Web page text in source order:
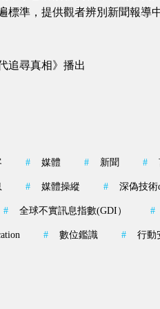
標準，提供觀者辨別新聞報導
追尋真相》播出
# 媒體 # 新聞 #
# 媒體操縱 # 深偽技術
# 全球不實訊息指數(GDI） #
# 數位鑑識 # 行動